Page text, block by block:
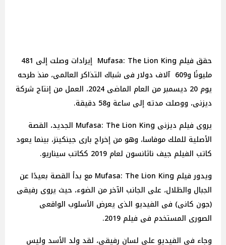
حقق فيلم Mufasa: The Lion King إيرادات وصلت إلى 481
مليونًا و609 آلاف دولار فى شباك التذاكر العالمى، منذ طرحه
يوم 20 ديسمبر من العام الماضى 2024، العمل من إنتاج شركة
ديزنى، ووصلت مدته إلى ساعة و58 دقيقة.
يروى فيلم ديزنى Mufasa: The Lion King الجديد، القصة
الأصلية للملك موفاسا، وهو من إخراج بارى جينكينز، بينما يعود
كاتب الفيلم جيف ناثانسون لعام 2019 ككاتب سيناريو.
ويدور فيلم Mufasa: The Lion King مع بدأ القصة بعيدًا عن
الجبال والظلال، على الجانب الآخر من الضوء، حيث يروى رفيقى
(جون كانى) فى الفيديو الذى يعرض الأسلوب الواقعى
الصورى المستخدم فى فيلم 2019.
وجاء فى الفيديو على لسان رفيقى، لقد ولد الأسد وليس